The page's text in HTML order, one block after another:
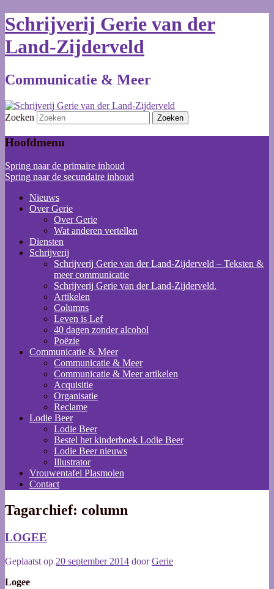
Schrijverij Gerie van der
Land-Zijderveld
Communicatie & Meer
Zoeken
Hoofdmenu
Spring naar de primaire inhoud
Spring naar de secundaire inhoud
Nieuws
Over Gerie
Over Gerie
Wat anderen vertellen
Diensten
Schrijverij
Schrijverij Gerie van der Land-Zijderveld – Teksten &
meer communicatie
Schrijverij Gerie van der Land-Zijderveld.
Artikelen
Columns
Leven is Lef
40 dagen zonder alcohol
Poëzie
Communicatie & Meer
Communicatie & Meer
Communicatie & Meer artikelen
Acquisitie
Organisatie
Reclame
Lodie Beer
Lodie Beer
Bestel het kinderboek Lodie Beer
Lodie Beer nieuws
Illustrator
Vrouwentafel Plasmolen
Contact
Tagarchief: column
LOGEE
Geplaatst op 20 september 2014 doorGerie
Logee